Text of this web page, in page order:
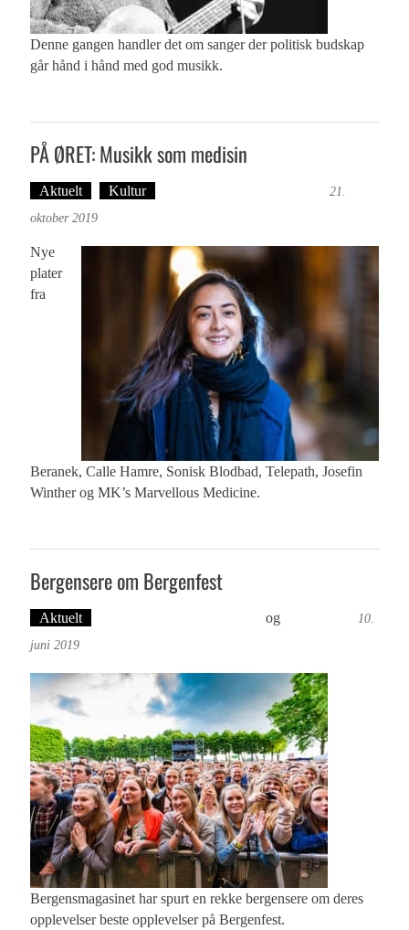
Denne gangen handler det om sanger der politisk budskap
går hånd i hånd med god musikk.
PÅ ØRET: Musikk som medisin
Aktuelt Kultur
21.
oktober 2019
Nye
plater
fra
Beranek, Calle Hamre, Sonisk Blodbad, Telepath, Josefin
Winther og MK’s Marvellous Medicine.
Bergensere om Bergenfest
Aktuelt og
10.
juni 2019
Bergensmagasinet har spurt en rekke bergensere om deres
opplevelser beste opplevelser på Bergenfest.